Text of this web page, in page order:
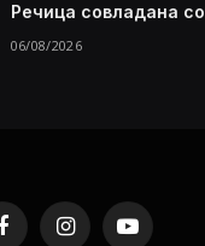
Речица совладана
06/08/2026
FacebookInstagramYouTube